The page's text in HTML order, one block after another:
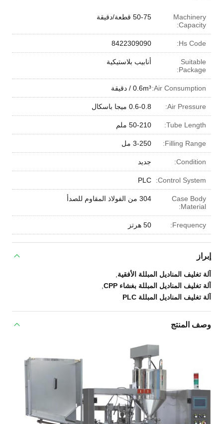
Machinery
Capacity:
50-75 قطعة/دقيقة
Hs Code:
8422309090
Suitable
Package:
أنابيب بلاستيكية
Air Consumption: 0.6m³ / دقيقة
Air Pressure: 0.6-0.8 ميجا باسكال
Tube Length: 50-210 ملم
Filling Range: 3-250 مل
Condition: جديد
Control System:
PLC
Case Body
Material:
304 من الفولاذ المقاوم للصدأ
Frequency: 50 هرتز
إبراز
آلة تغليف المناديل المبللة الأفقية
آلة تغليف المناديل المبللة بغشاء CPP
آلة تغليف المناديل المبللة PLC
وصف المنتج